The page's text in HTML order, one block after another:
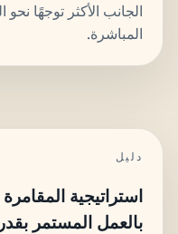
الجانب الأكثر توجهًا
المباشرة.
دليل
استراتيجية
بالعمل المستمر